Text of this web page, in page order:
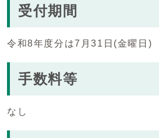
受付期間
令和8年度分は7月31日(金曜日)
手数料等
なし